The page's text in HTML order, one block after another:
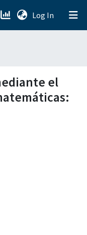
Log In (current)
el